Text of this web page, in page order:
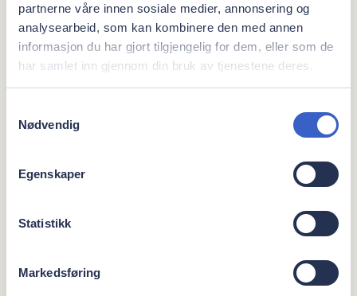
partnerne våre innen sosiale medier, annonsering og
analysearbeid, som kan kombinere den med annen
informasjon du har gjort tilgjengelig for dem, eller som de
har samlet inn gjennom din bruk av tjenestene deres.
Nødvendig
Egenskaper
Statistikk
Markedsføring
forsiktig når vi setter bedøvelsen.
Les mer